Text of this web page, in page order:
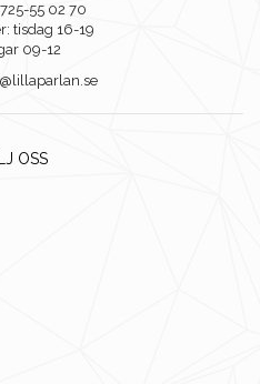
55 02 70
tisdag 16-19
09-12
OSS